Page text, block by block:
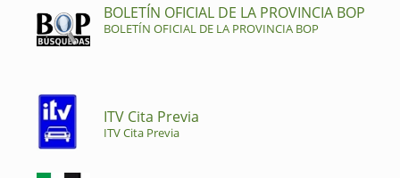
BOLETÍN OFICIAL DE LA PROVINCIA BOP
BOLETÍN OFICIAL DE LA PROVINCIA BOP
ITV Cita Previa
ITV Cita Previa